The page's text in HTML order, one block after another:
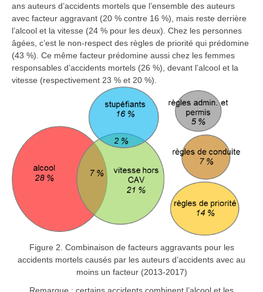
ans auteurs d’accidents mortels que l’ensemble des auteurs
avec facteur aggravant (20 % contre 16 %), mais reste derrière
l’alcool et la vitesse (24 % pour les deux). Chez les personnes
âgées, c’est le non-respect des règles de priorité qui prédomine
(43 %). Ce même facteur prédomine aussi chez les femmes
responsables d’accidents mortels (26 %), devant l’alcool et la
vitesse (respectivement 23 % et 20 %).
Figure 2. Combinaison de facteurs aggravants pour les
accidents mortels causés par les auteurs d’accidents avec au
moins un facteur (2013-2017)